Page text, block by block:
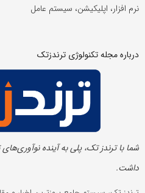
نرم افزار، اپلیکیشن، سیستم عامل
درباره مجله تکنولوژی ترندزتک
شما با ترندز تک، پلی به آینده‌
داشت.